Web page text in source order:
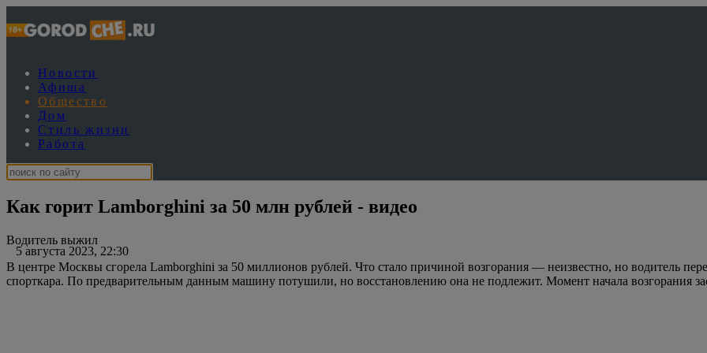
Новости
Афиша
Общество
Дом
Стиль жизни
Работа
Как горит Lamborghini за 50 млн рублей - видео
5 августа 2023, 22:30
Водитель выжил
В центре Москвы сгорела Lamborghini за 50 миллионов рублей. Что стало причиной возгорания — неизвестно, но водитель
спорткара. По предварительным данным машину потушили, но восстановлению она не подлежит. Момент начала возгорания